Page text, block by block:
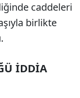
caddeleri
birlikte
İDDİA